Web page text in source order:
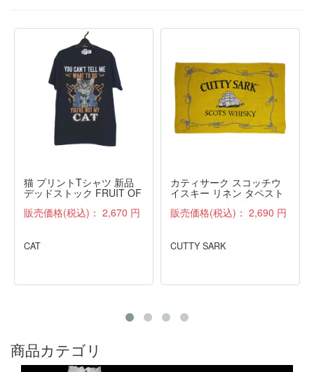
猫 プリントTシャツ 新品
デッドストック FRUIT OF
販売価格(税込)： 2,670 円
CAT
カティサーク スコッチウ
イスキー リネン タペスト
アンティーク
販売価格(税込)： 2,690 円
CUTTY SARK
商品カテゴリ